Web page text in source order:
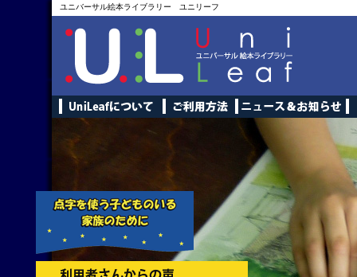
ユニバーサル絵本ライブラリー ユニリーフ